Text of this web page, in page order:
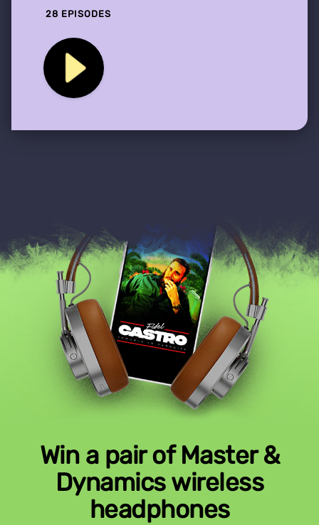
28 EPISODES
Win a pair of Master &
Dynamics wireless
headphones